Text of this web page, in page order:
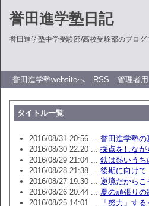
誉田進学塾日記
誉田進学塾中学受験部/高校受験部のブログ
誉田進学塾websiteへ RSS 管理者用
タイトル一覧
2016/08/31 20:56 ... 誉田進学塾の
2016/08/30 22:20 ... 採点をしなが
2016/08/29 21:04 ... 鉄は熱いうち
2016/08/28 21:38 ... 後期に向けて
2016/08/27 19:30 ... 逆境だからこ
2016/08/26 20:44 ... 夏の頑張りの
2016/08/25 14:01 ...
「努力」す